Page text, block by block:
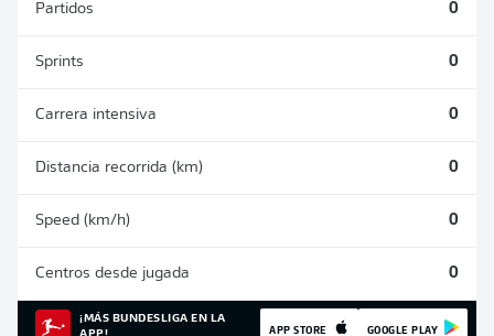
Partidos 0
Sprints 0
Carrera intensiva 0
Distancia recorrida (km) 0
Speed (km/h) 0
Centros desde jugada 0
¡MÁS BUNDESLIGA EN LA
APP STORE GOOGLE PLAY